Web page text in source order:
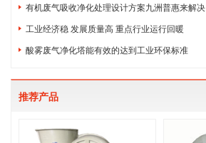
有机废气吸收净化处理设计方案九洲普惠来解决
工业经济稳 发展质量高 重点行业运行回暖
酸雾废气净化塔能有效的达到工业环保标准
推荐产品